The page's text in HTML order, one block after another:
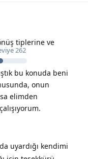
262
tiplerine ve
bu konuda beni
onun
elimden
uyardığı kendimi